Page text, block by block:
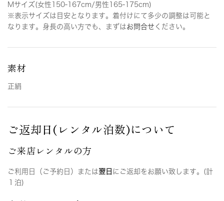
Mサイズ(女性150-167cm/男性165-175cm)
※表示サイズは目安となります。着付けにて多少の調整は可能と
なります。身長の高い方でも、まずはお問合せ ください。
素材
正絹
ご返却日(レンタル泊数)について
ご来店レンタルの方
ご利用日（ご予約日）または翌日 にご返却をお願い致します。(計
１泊)